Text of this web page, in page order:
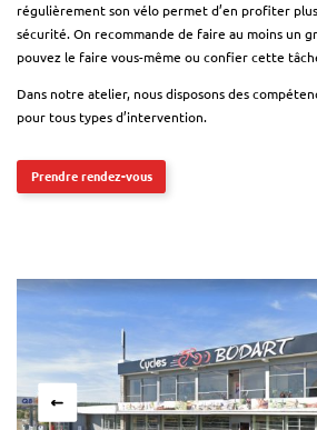
régulièrement son vélo permet d’en profiter
sécurité. On recommande de faire au moins un
pouvez le faire vous-même ou confier cette
Dans notre atelier, nous disposons des
pour tous types d’intervention.
Prendre rendez-vous